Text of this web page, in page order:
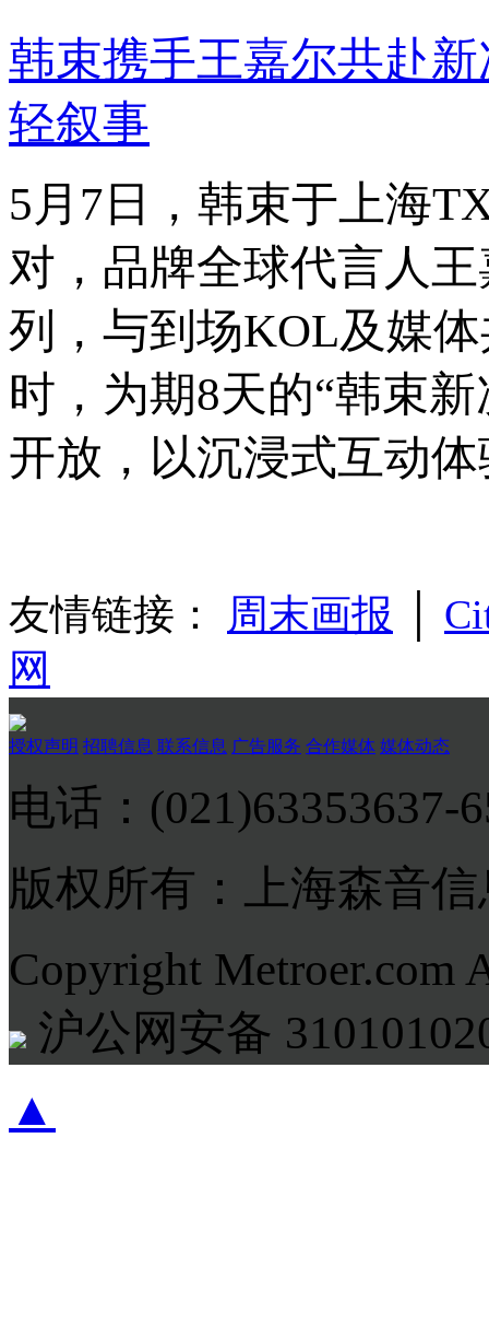
韩束携手王嘉尔共赴
轻叙事
5月7日，韩束于上海
对，品牌全球代言人
列，与到场KOL及媒
时，为期8天的“韩束
开放，以沉浸式互动
友情链接： 周末画报
网
授权声明 招聘信息 联系信息 广告服务 合作媒体 媒体动态
电话：(021)63353637-
版权所有：上海森音
Copyright Metroer.com
沪公网安备
▲